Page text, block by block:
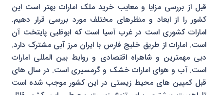
قبل از بررسی مزایا و معایب خرید ملک امارات بهتر است این
کشور را از ابعاد و منظرهای مختلف مورد بررسی قرار دهیم.
امارات کشوری است در غرب آسیا است که ابوظبی پایتخت آن
است. امارات از طریق خلیج فارس با ایران مرز آبی مشترک دارد.
دبی مهمترین و شاهراه اقتصادی و روابط بین المللی امارات
است. آب و هوای امارات خشک و گرمسیری است. در سال های
قبل کمپین های محیط زیستی در این کشور موجب شده است